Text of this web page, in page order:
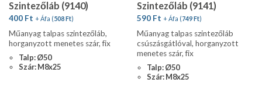
Szintezőláb (9140)
400 Ft + Áfa (508Ft)
Műanyag talpas szintezőláb,
horganyzott menetes szár, fix
Talp: Ø50
Szár: M8x25
Szintezőláb (9141)
590 Ft + Áfa (749Ft)
Műanyag talpas szintezőláb
csúszásgátlóval, horganyzott
menetes szár, fix
Talp: Ø50
Szár: M8x25